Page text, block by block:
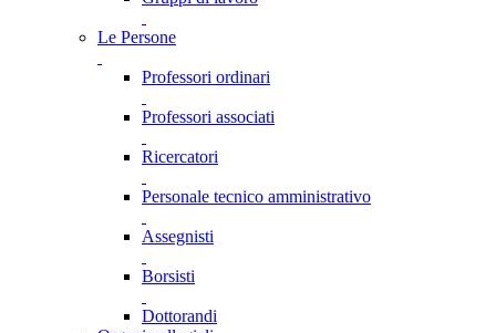
Le Persone
Professori ordinari
Professori associati
Ricercatori
Personale tecnico amministrativo
Assegnisti
Borsisti
Dottorandi